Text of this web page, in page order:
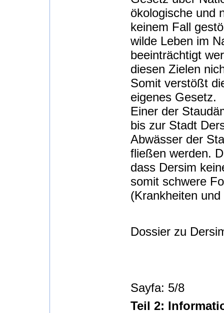
ökologische und
keinem Fall
wilde Leben im
beeinträchtigt
diesen Zielen
Somit verstößt
eigenes Gesetz.
Einer der
bis zur Stadt
Abwässer der
fließen werden.
dass Dersim
somit schwere
(Krankheiten
Dossier zu
Sayfa: 5/8
Teil 2: